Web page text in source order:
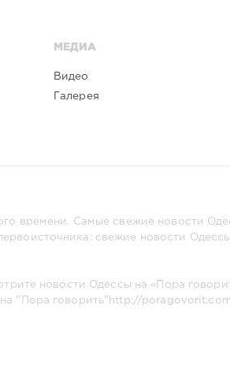
МЕДИА
Видео
Галерея
времени. Самые свежие новости
свежие новости
новости Одессы на «Пора
"Пора говорить" http://